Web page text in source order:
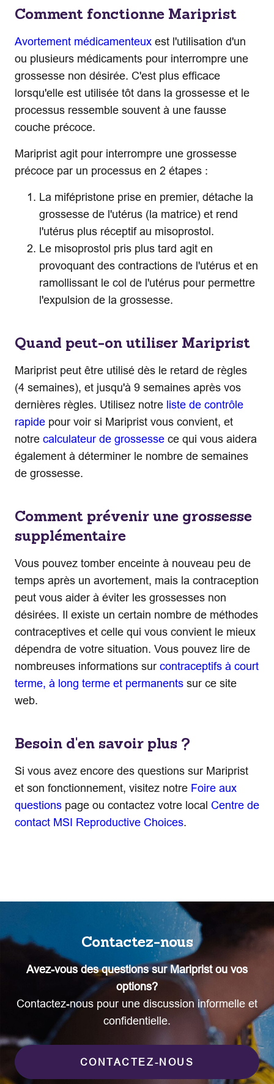
Comment fonctionne Mariprist
Avortement médicamenteux est l'utilisation d'un
ou plusieurs médicaments pour interrompre une
grossesse non désirée. C'est plus efficace
lorsqu'elle est utilisée tôt dans la grossesse et le
processus ressemble souvent à une fausse
couche précoce.
Mariprist agit pour interrompre une grossesse
précoce par un processus en 2 étapes :
La mifépristone prise en premier, détache la
grossesse de l'utérus (la matrice) et rend
l'utérus plus réceptif au misoprostol.
Le misoprostol pris plus tard agit en
provoquant des contractions de l'utérus et en
ramollissant le col de l'utérus pour permettre
l'expulsion de la grossesse.
Quand peut-on utiliser Mariprist
Mariprist peut être utilisé dès le retard de règles
(4 semaines), et jusqu'à 9 semaines après vos
dernières règles. Utilisez notre liste de contrôle
rapide pour voir si Mariprist vous convient, et
notre calculateur de grossesse ce qui vous aidera
également à déterminer le nombre de semaines
de grossesse.
Comment prévenir une grossesse
supplémentaire
Vous pouvez tomber enceinte à nouveau peu de
temps après un avortement, mais la contraception
peut vous aider à éviter les grossesses non
désirées. Il existe un certain nombre de méthodes
contraceptives et celle qui vous convient le mieux
dépendra de votre situation. Vous pouvez lire de
nombreuses informations sur contraceptifs à court
terme, à long terme et permanents sur ce site
web.
Besoin d'en savoir plus ?
Si vous avez encore des questions sur Mariprist
et son fonctionnement, visitez notre Foire aux
questions page ou contactez votre local Centre de
contact MSI Reproductive Choices.
Contactez-nous
Avez-vous des questions sur Mariprist ou vos
options?
Contactez-nous pour une discussion informelle et
confidentielle.
CONTACTEZ-NOUS